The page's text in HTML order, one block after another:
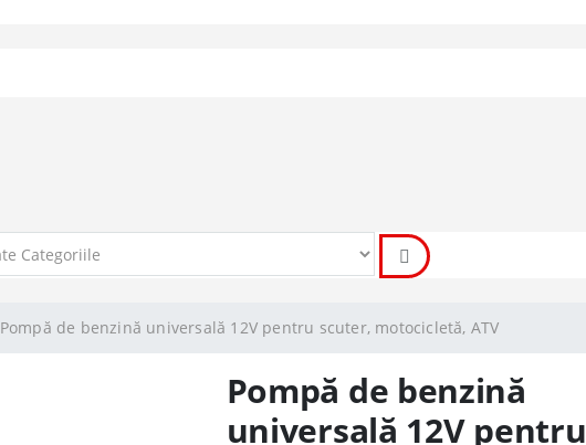
Pompă de benzină universală 12V pentru scuter, motocicletă, ATV
Pompă de benzină
universală 12V pentru